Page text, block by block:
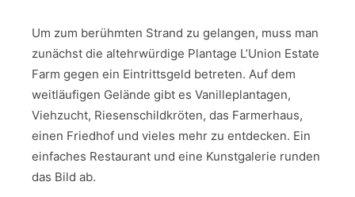
Um zum berühmten Strand zu gelangen, muss man
zunächst die altehrwürdige Plantage L’Union Estate
Farm gegen ein Eintrittsgeld betreten. Auf dem
weitläufigen Gelände gibt es Vanilleplantagen,
Viehzucht, Riesenschildkröten, das Farmerhaus,
einen Friedhof und vieles mehr zu entdecken. Ein
einfaches Restaurant und eine Kunstgalerie runden
das Bild ab.